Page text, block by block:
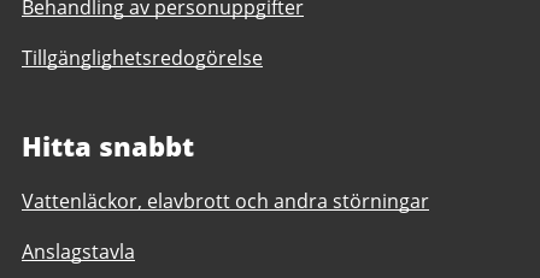
Behandling av personuppgifter
Tillgänglighetsredogörelse
Hitta snabbt
Vattenläckor, elavbrott och andra störningar
Anslagstavla